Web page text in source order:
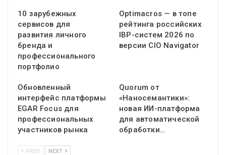
10 зарубежных
сервисов для
развития личного
бренда и
профессионального
портфолио
Optimacros — в топе
рейтинга российских
IBP-систем 2026 по
версии CIO Navigator
Обновленный
интерфейс платформы
EGAR Focus для
профессиональных
участников рынка
Quorum от
«Наносемантики»:
новая ИИ-платформа
для автоматической
обработки…
PREV NEXT